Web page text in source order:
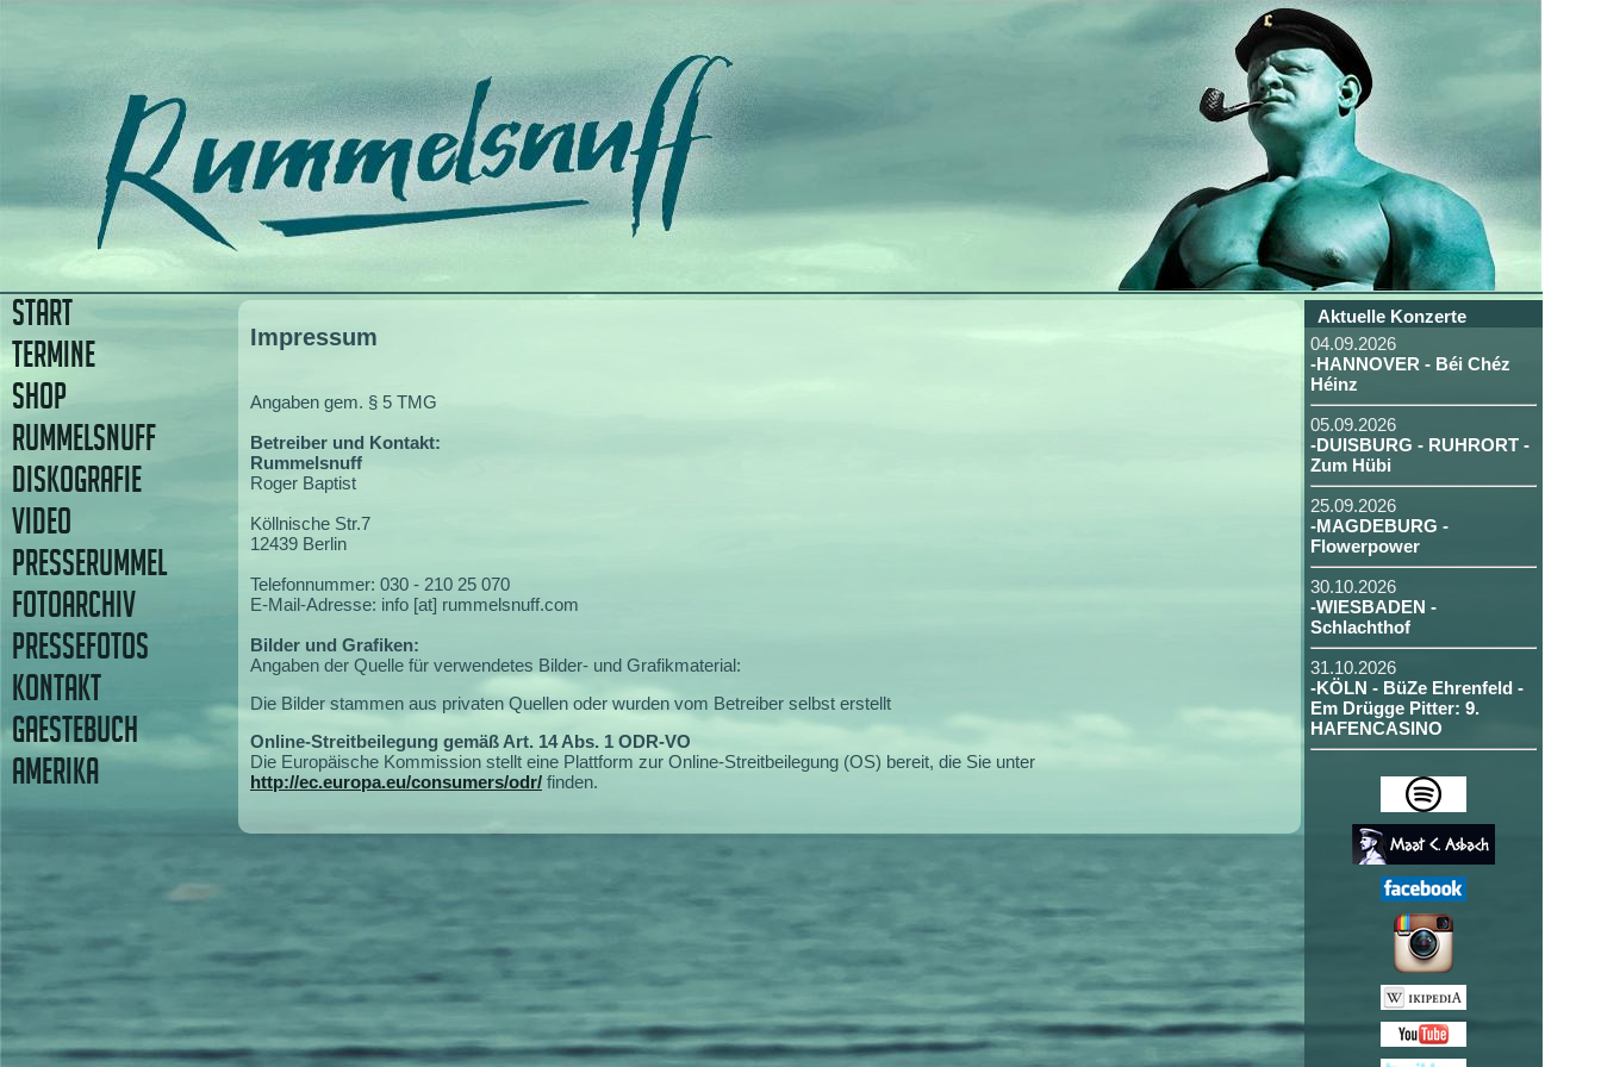
Impressum
Angaben gem. § 5 TMG
Betreiber und Kontakt:
Rummelsnuff
Roger Baptist
Köllnische Str.7
12439 Berlin
Telefonnummer: 030 - 210 25 070
E-Mail-Adresse: info [at] rummelsnuff.com
Bilder und Grafiken:
Angaben der Quelle für verwendetes Bilder- und Grafikmaterial:
Die Bilder stammen aus privaten Quellen oder wurden vom Betreiber selbst erstellt
Online-Streitbeilegung gemäß Art. 14 Abs. 1 ODR-VO
Die Europäische Kommission stellt eine Plattform zur Online-Streitbeilegung (OS) bereit, die Sie unter
http://ec.europa.eu/consumers/odr/ finden.
START
TERMINE
SHOP
RUMMELSNUFF
DISKOGRAFIE
VIDEO
PRESSERUMMEL
FOTOARCHIV
PRESSEFOTOS
KONTAKT
GAESTEBUCH
AMERIKA
Aktuelle Konzerte
04.09.2026
-HANNOVER - Béi Chéz
Héinz
05.09.2026
-DUISBURG - RUHRORT -
Zum Hübi
25.09.2026
-MAGDEBURG -
Flowerpower
30.10.2026
-WIESBADEN -
Schlachthof
31.10.2026
-KÖLN - BüZe Ehrenfeld -
Em Drügge Pitter: 9.
HAFENCASINO